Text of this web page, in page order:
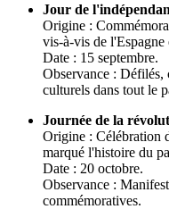
Jour de
Origine :
vis-à-vis de l'Espagne
Date : 15 septembre.
Observance : Défilés,
culturels dans tout le
Journée de la
Origine : Célébration
marqué l'histoire du
Date : 20 octobre.
Observance :
commémoratives.